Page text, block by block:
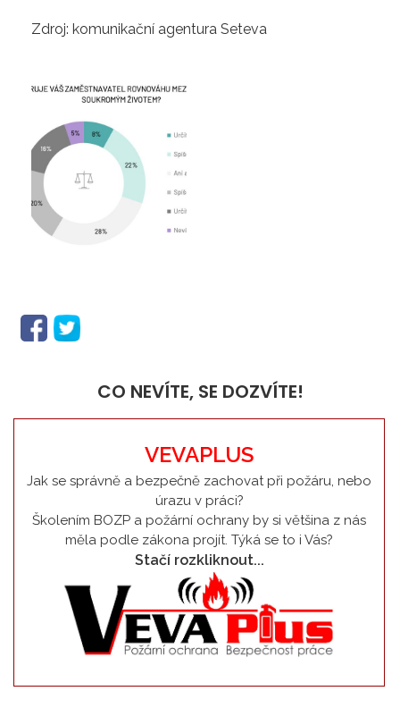
Zdroj: komunikační agentura Seteva
CO NEVÍTE, SE DOZVÍTE!
VEVAPLUS
Jak se správně a bezpečně zachovat při požáru, nebo
úrazu v práci?
Školením BOZP a požární ochrany by si většina z nás
měla podle zákona projít. Týká se to i Vás?
Stačí rozkliknout...